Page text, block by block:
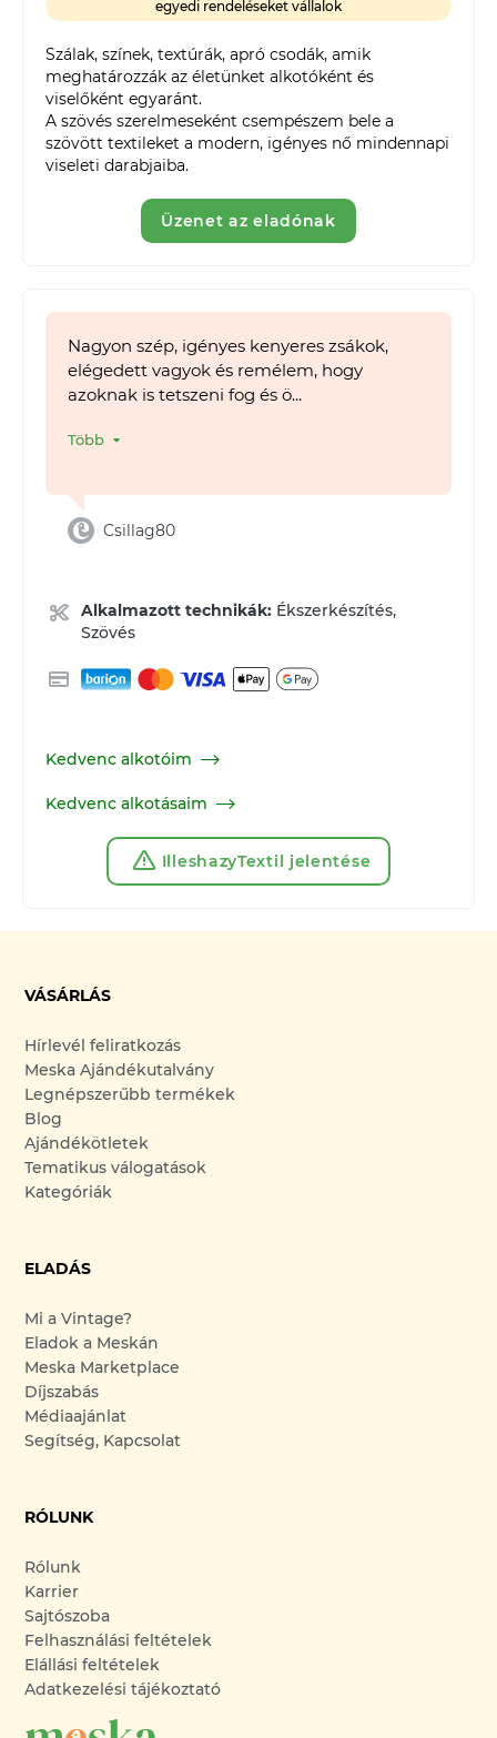
egyedi rendeléseket vállalok
Szálak, színek, textúrák, apró csodák, amik
meghatározzák az életünket alkotóként és
viselőként egyaránt.
A szövés szerelmeseként csempészem bele a
szövött textileket a modern, igényes nő mindennapi
viseleti darabjaiba.
Üzenet az eladónak
Nagyon szép, igényes kenyeres zsákok,
elégedett vagyok és remélem, hogy
azoknak is tetszeni fog és ö...
Több
Csillag80
Alkalmazott technikák: Ékszerkészítés,
Szövés
Kedvenc alkotóim
Kedvenc alkotásaim
IlleshazyTextil jelentése
VÁSÁRLÁS
Hírlevél feliratkozás
Meska Ajándékutalvány
Legnépszerűbb termékek
Blog
Ajándékötletek
Tematikus válogatások
Kategóriák
ELADÁS
Mi a Vintage?
Eladok a Meskán
Meska Marketplace
Díjszabás
Médiaajánlat
Segítség, Kapcsolat
RÓLUNK
Rólunk
Karrier
Sajtószoba
Felhasználási feltételek
Elállási feltételek
Adatkezelési tájékoztató